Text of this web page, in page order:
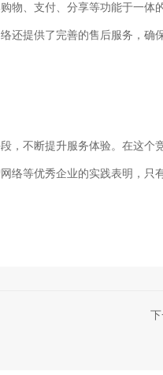
物、支付、分享等功能于一体
还提供了完善的售后服务，确
，不断提升服务体验。在这个
络等优秀企业的实践表明，只